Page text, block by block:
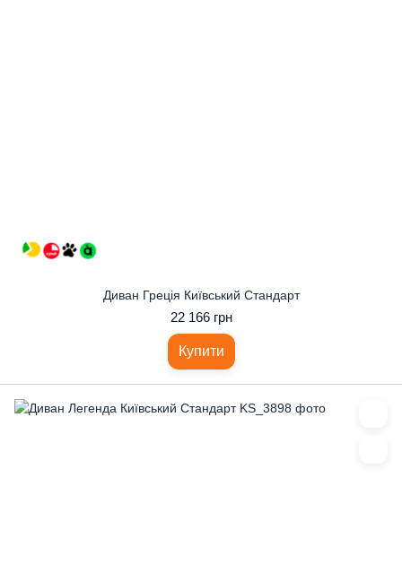
Диван Греція Київський Стандарт
22 166 грн
Купити